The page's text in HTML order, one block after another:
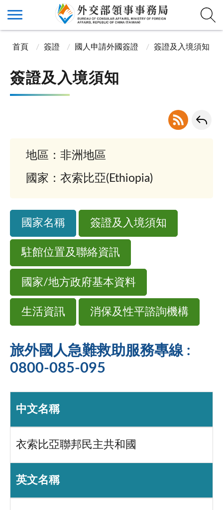
首頁 簽證 國人申請外國簽證 簽證及入境須知
簽證及入境須知
地區：非洲地區
國家：衣索比亞(Ethiopia)
國家名稱 簽證及入境須知
駐館位置及聯絡資訊
國家/地方政府基本資料
生活資訊 消保及性平諮詢機構
旅外國人急難救助服務專線 :
0800-085-095
中文名稱
衣索比亞聯邦民主共和國
英文名稱